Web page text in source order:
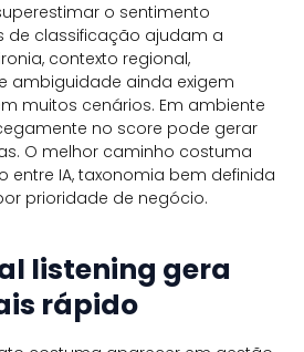
o sentimento
de classificação ajudam a
contexto regional,
ambiguidade ainda exigem
muitos cenários. Em ambiente
no score pode gerar
O melhor caminho costuma
entre IA, taxonomia bem definida
prioridade de negócio.
listening gera
rápido